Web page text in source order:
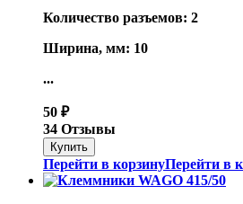
Количество разъемов: 2
Ширина, мм: 10
...
50 ₽
34 Отзывы
Перейти в корзинуПерейти в